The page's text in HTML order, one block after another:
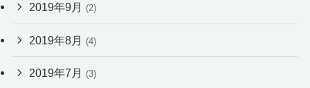
2019年9月 (2)
2019年8月 (4)
2019年7月 (3)